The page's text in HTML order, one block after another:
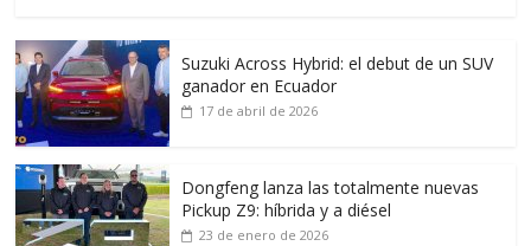
Suzuki Across Hybrid: el debut de un SUV
ganador en Ecuador
17 de abril de 2026
Dongfeng lanza las totalmente nuevas
Pickup Z9: híbrida y a diésel
23 de enero de 2026